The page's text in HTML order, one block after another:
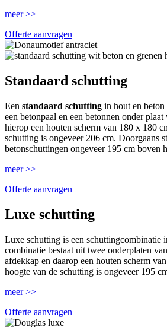
meer >>
Offerte aanvragen
Standaard schutting
Een standaard schutting in hout en beton
een betonpaal en een betonnen onder
hierop een houten scherm van 180 x 180
schutting is ongeveer 206 cm. Doorgaans
betonschuttingen ongeveer 195 cm boven
meer >>
Offerte aanvragen
Luxe schutting
Luxe schutting is een schuttingcombinatie
combinatie bestaat uit twee onderplaten
afdekkap en daarop een houten scherm
hoogte van de schutting is ongeveer 195
meer >>
Offerte aanvragen